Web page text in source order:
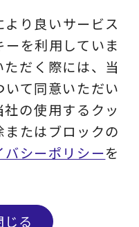
シー
ウントポリシー
り良いサービス
を利用していま
だく際には、当
て同意いただい
の使用するクッ
たはブロックの
バシーポリシーを
る